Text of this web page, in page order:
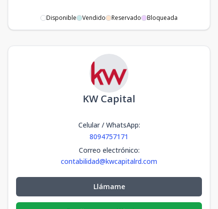
Disponible Vendido Reservado Bloqueada
KW Capital
Celular / WhatsApp:
8094757171
Correo electrónico:
contabilidad@kwcapitalrd.com
Llámame